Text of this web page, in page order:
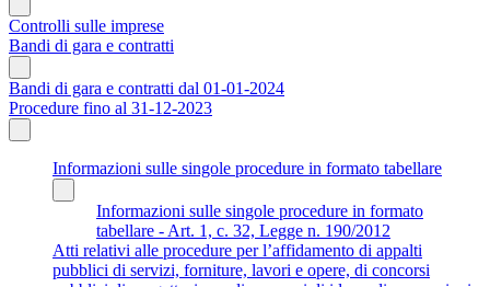
Controlli sulle imprese
Bandi di gara e contratti
Bandi di gara e contratti dal 01-01-2024
Procedure fino al 31-12-2023
Informazioni sulle singole procedure in formato tabellare
Informazioni sulle singole procedure in formato
tabellare - Art. 1, c. 32, Legge n. 190/2012
Atti relativi alle procedure per l’affidamento di appalti
pubblici di servizi, forniture, lavori e opere, di concorsi